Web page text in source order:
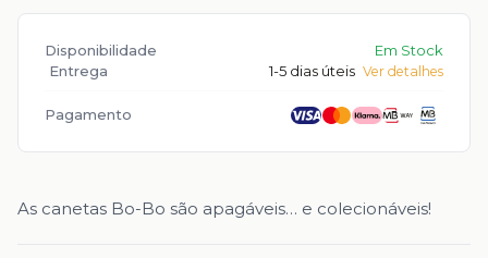
Disponibilidade
Em Stock
Entrega
1-5 dias úteis Ver detalhes
Pagamento
As canetas Bo-Bo são apagáveis… e colecionáveis!